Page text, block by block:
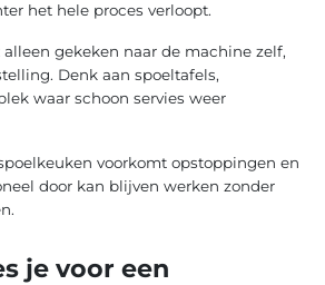
het hele proces verloopt.
gekeken naar de machine zelf,
Denk aan spoeltafels,
waar schoon servies weer
voorkomt opstoppingen en
door kan blijven werken zonder
je voor een